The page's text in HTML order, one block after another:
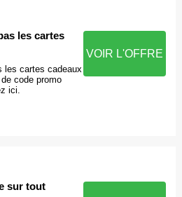
les cartes
les cartes cadeaux
code promo
ici.
VOIR L'OFFRE
sur tout